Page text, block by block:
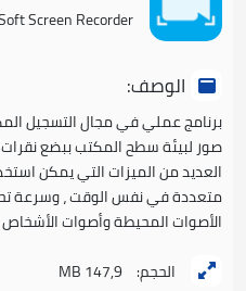
Screen Recorder
الوصف:
برنامج عملي في مجال التسجيل
صور لبيئة سطح المكتب ببضع
العديد من الميزات التي يمكن
متعددة في نفس الوقت ، وسرعة
الأصوات المحيطة وأصوات الأشخاص
الحجم: 147,9 MB